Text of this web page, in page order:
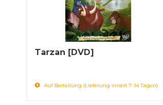
Tarzan [DVD]
Auf Bestellung (Lieferung innert 7-14 Tagen)